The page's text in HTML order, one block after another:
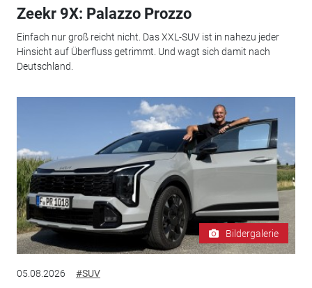
Zeekr 9X: Palazzo Prozzo
Einfach nur groß reicht nicht. Das XXL-SUV ist in nahezu jeder
Hinsicht auf Überfluss getrimmt. Und wagt sich damit nach
Deutschland.
Bildergalerie
05.08.2026 #SUV